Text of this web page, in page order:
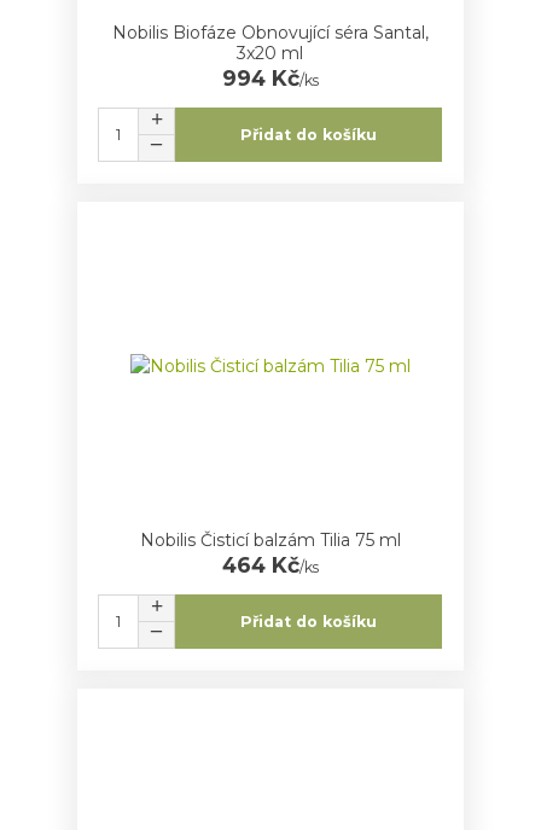
Nobilis Biofáze Obnovující séra Santal,
3x20 ml
994 Kč/ks
Přidat do košíku
Nobilis Čisticí balzám Tilia 75 ml
464 Kč/ks
Přidat do košíku